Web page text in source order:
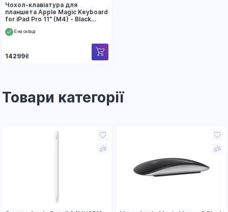
Чохол-клавіатура для
планшета Apple Magic Keyboard
for iPad Pro 11" (M4) - Black
Є на складі
14299₴
Товари категорії